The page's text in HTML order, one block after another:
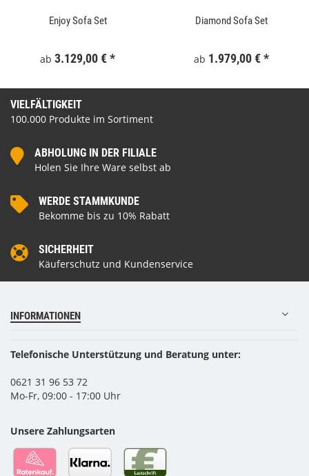
Enjoy Sofa Set
ab 3.129,00 €*
Diamond Sofa Set
ab 1.979,00 €*
VIELFÄLTIGKEIT
100.000 Produkte im Sortiment
ABHOLUNG IN DER FILIALE
Holen Sie Ihre Ware selbst ab
WERDE STAMMKUNDE
Bekomme bis zu 10% Rabatt
SICHERHEIT
Käuferschutz und Kundenservice
INFORMATIONEN
Telefonische Unterstützung und Beratung unter:
0621 31 96 53 72
Mo-Fr, 09:00 - 17:00 Uhr
Unsere Zahlungsarten